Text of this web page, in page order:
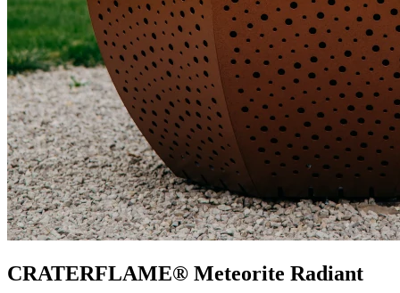
CRATERFLAME® Meteorite Radiant